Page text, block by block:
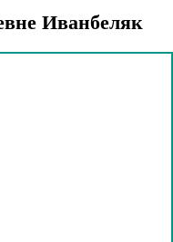
Иванбеляк